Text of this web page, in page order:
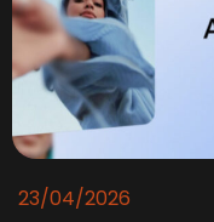
23/04/2026